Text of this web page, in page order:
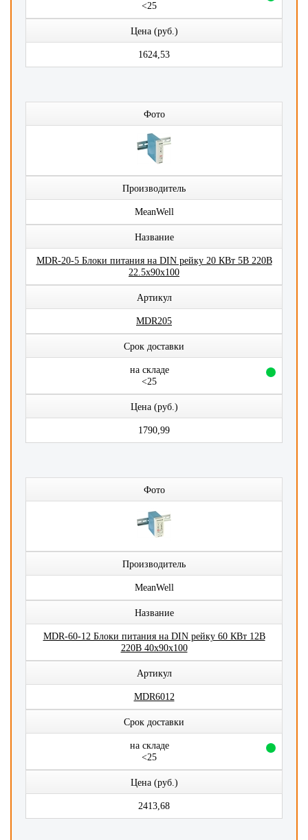
<25
Цена (руб.)
1624,53
Фото
Производитель
MeanWell
Название
MDR-20-5 Блоки питания на DIN рейку 20 КВт 5В 220В
22.5x90x100
Артикул
MDR205
Срок доставки
на складе
<25
Цена (руб.)
1790,99
Фото
Производитель
MeanWell
Название
MDR-60-12 Блоки питания на DIN рейку 60 КВт 12В
220В 40x90x100
Артикул
MDR6012
Срок доставки
на складе
<25
Цена (руб.)
2413,68